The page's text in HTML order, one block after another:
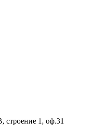
строение 1, оф.31